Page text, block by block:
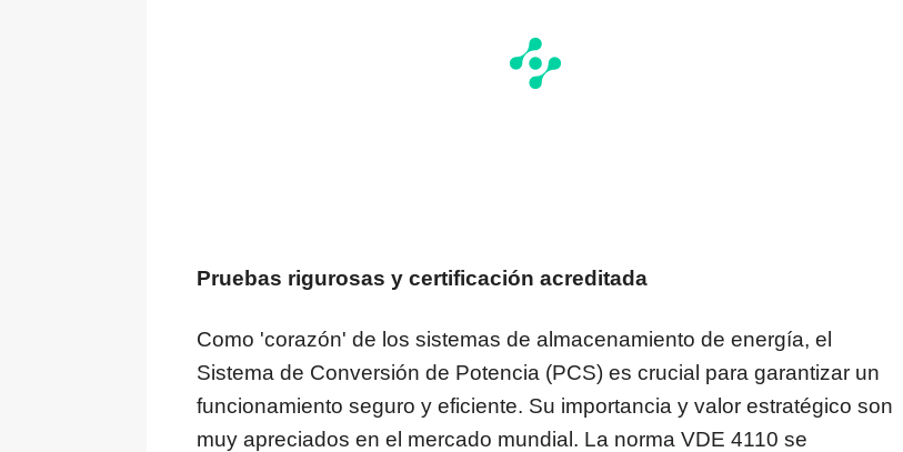
Pruebas rigurosas y certificación acreditada
Como 'corazón' de los sistemas de almacenamiento de energía, el
Sistema de Conversión de Potencia (PCS) es crucial para garantizar un
funcionamiento seguro y eficiente. Su importancia y valor estratégico son
muy apreciados en el mercado mundial. La norma VDE 4110 se